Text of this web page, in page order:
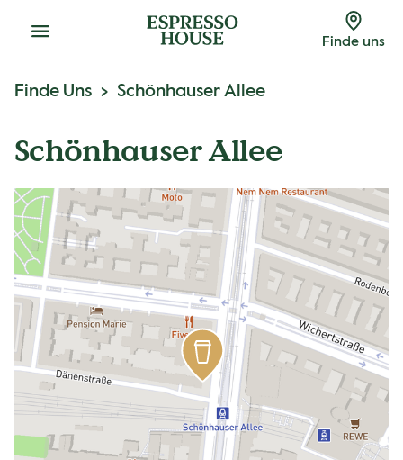
Menu Finde uns
Finde Uns Schönhauser Allee
Schönhauser Allee